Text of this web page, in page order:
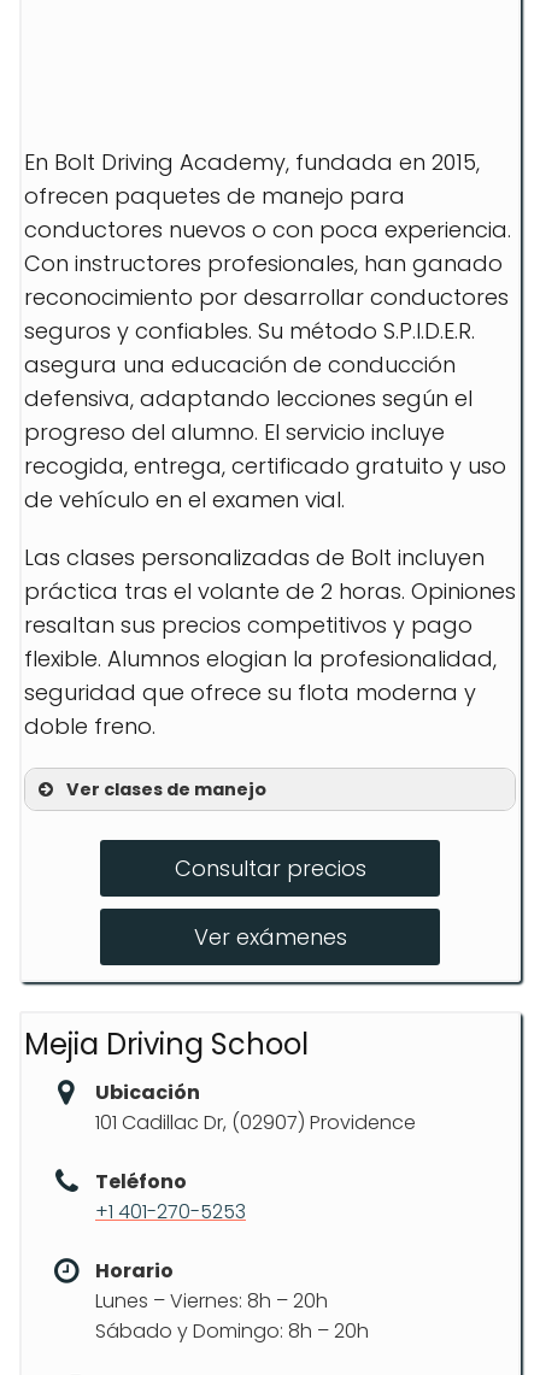
En Bolt Driving Academy, fundada en 2015,
ofrecen paquetes de manejo para
conductores nuevos o con poca experiencia.
Con instructores profesionales, han ganado
reconocimiento por desarrollar conductores
seguros y confiables. Su método S.P.I.D.E.R.
asegura una educación de conducción
defensiva, adaptando lecciones según el
progreso del alumno. El servicio incluye
recogida, entrega, certificado gratuito y uso
de vehículo en el examen vial.
Las clases personalizadas de Bolt incluyen
práctica tras el volante de 2 horas. Opiniones
resaltan sus precios competitivos y pago
flexible. Alumnos elogian la profesionalidad,
seguridad que ofrece su flota moderna y
doble freno.
Ver clases de manejo
Clases para adultos
Alquiler de vehículos para examen
Consultar precios
Ver exámenes
Mejia Driving School
Ubicación
101 Cadillac Dr, (02907) Providence
Teléfono
+1 401-270-5253
Horario
Lunes – Viernes: 8h – 20h
Sábado y Domingo: 8h – 20h